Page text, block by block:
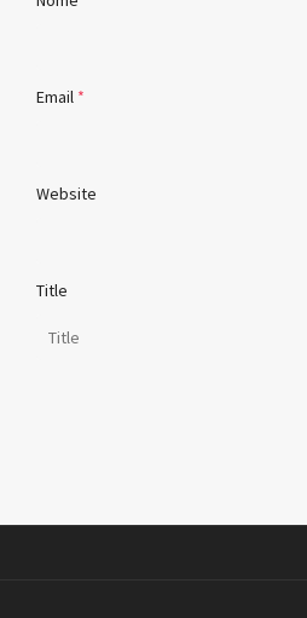
Email *
Website
Title